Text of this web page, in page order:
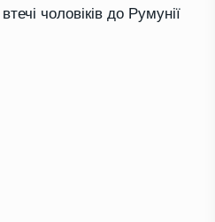
чоловіків до Румунії